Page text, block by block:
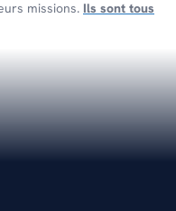
missions. Ils sont tous